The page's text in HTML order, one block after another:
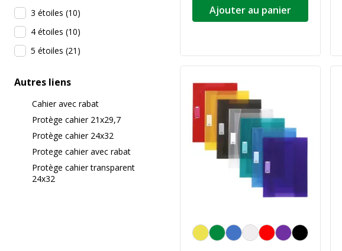
3 étoiles (10)
4 étoiles (10)
5 étoiles (21 )
Autres liens
Cahier avec rabat
Protège cahier 21x29,7
Protège cahier 24x32
Protege cahier avec rabat
Protège cahier transparent
24x32
Ajouter au panier
Personnalisation de la couleur